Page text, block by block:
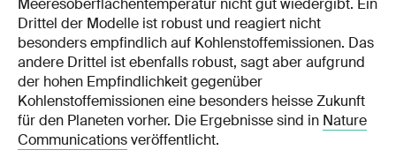
Meeresoberflächentemperatur nicht gut wiedergibt. Ein
Drittel der Modelle ist robust und reagiert nicht
besonders empfindlich auf Kohlenstoffemissionen. Das
andere Drittel ist ebenfalls robust, sagt aber aufgrund
der hohen Empfindlichkeit gegenüber
Kohlenstoffemissionen eine besonders heisse Zukunft
für den Planeten vorher. Die Ergebnisse sind in Nature
Communicationsveröffentlicht.